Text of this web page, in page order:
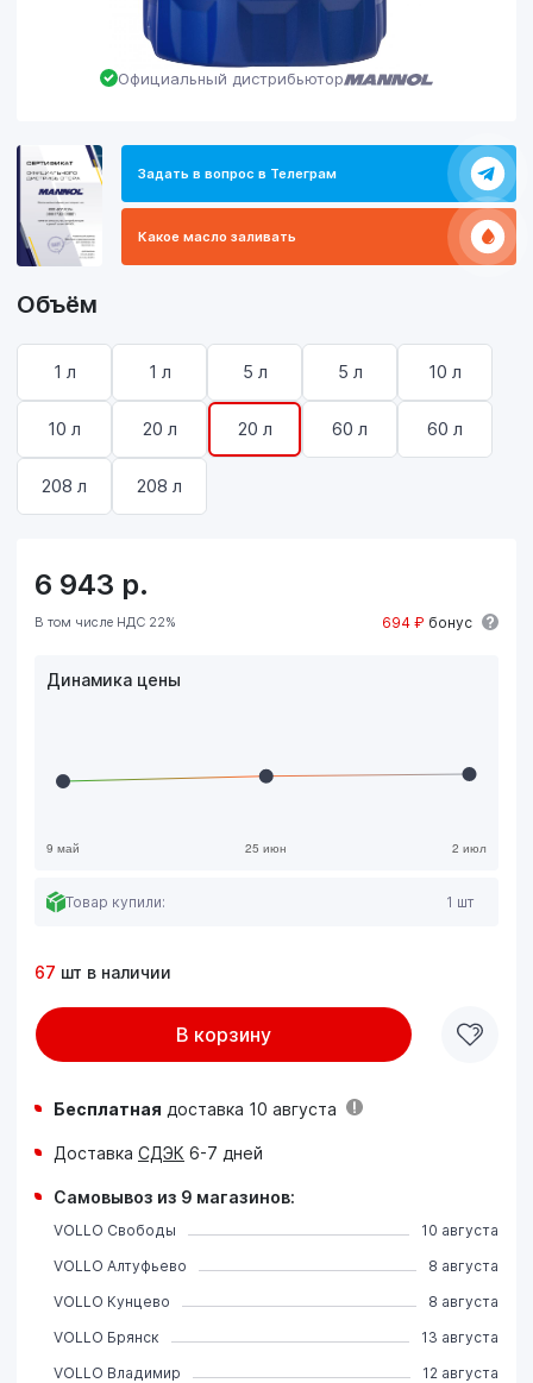
Официальный дистрибьютор
Задать в вопрос в Телеграм
Какое масло заливать
Объём
1 л 1 л 5 л 5 л 10 л
10 л 20 л 20 л 60 л 60 л
208 л 208 л
6 943 р.
В том числе НДС 22% 694 ₽ бонус
Динамика цены
Товар купили: 1 шт
67 шт в наличии
В корзину
Бесплатная доставка 10 августа
Доставка СДЭК 6-7 дней
Самовывоз из 9 магазинов:
VOLLO Свободы
10 августа
VOLLO Алтуфьево
8 августа
VOLLO Кунцево
8 августа
VOLLO Брянск
13 августа
VOLLO Владимир
12 августа